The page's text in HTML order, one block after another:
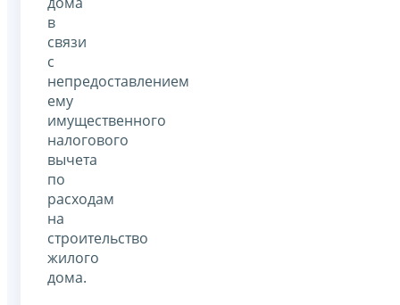
в
связи
с
непредоставлением
ему
имущественного
налогового
вычета
по
расходам
на
строительство
жилого
дома.